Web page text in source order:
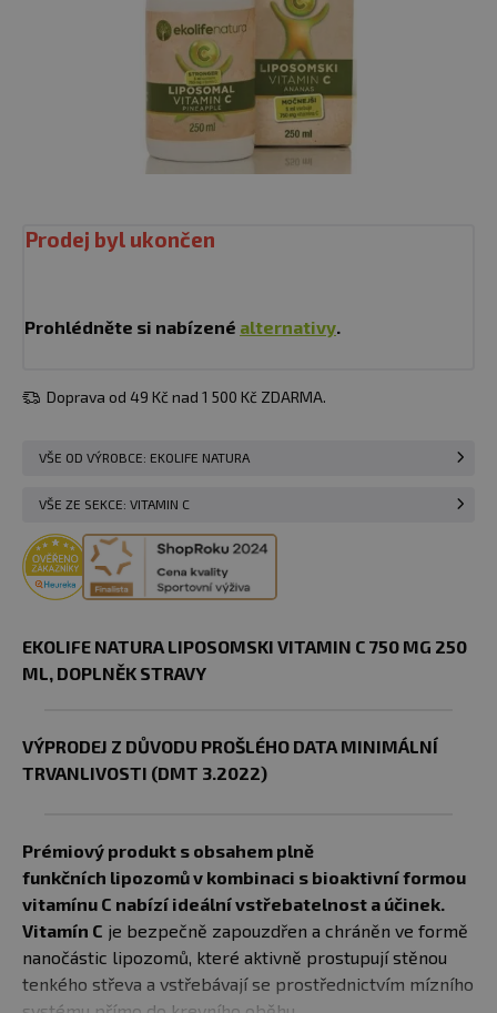
Prodej byl ukončen
Prohlédněte si nabízené alternativy.
Doprava od 49 Kč nad 1 500 Kč ZDARMA.
VŠE OD VÝROBCE: EKOLIFE NATURA
VŠE ZE SEKCE: VITAMIN C
EKOLIFE NATURA LIPOSOMSKI VITAMIN C 750 MG 250
ML, DOPLNĚK STRAVY
VÝPRODEJ Z DŮVODU PROŠLÉHO DATA MINIMÁLNÍ
TRVANLIVOSTI (DMT 3.2022)
Prémiový produkt s obsahem plně
funkčních lipozomů v kombinaci s bioaktivní formou
vitamínu C nabízí ideální vstřebatelnost a účinek.
Vitamín C je bezpečně zapouzdřen a chráněn ve formě
nanočástic lipozomů, které aktivně prostupují stěnou
tenkého střeva a vstřebávají se prostřednictvím mízního